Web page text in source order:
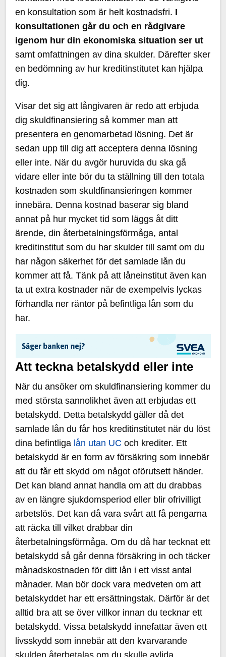
en konsultation som är helt kostnadsfri. I
konsultationen går du och en rådgivare
igenom hur din ekonomiska situation ser ut
samt omfattningen av dina skulder. Därefter sker
en bedömning av hur kreditinstitutet kan hjälpa
dig.
Visar det sig att långivaren är redo att erbjuda
dig skuldfinansiering så kommer man att
presentera en genomarbetad lösning. Det är
sedan upp till dig att acceptera denna lösning
eller inte. När du avgör huruvida du ska gå
vidare eller inte bör du ta ställning till den totala
kostnaden som skuldfinansieringen kommer
innebära. Denna kostnad baserar sig bland
annat på hur mycket tid som läggs åt ditt
ärende, din återbetalningsförmåga, antal
kreditinstitut som du har skulder till samt om du
har någon säkerhet för det samlade lån du
kommer att få. Tänk på att låneinstitut även kan
ta ut extra kostnader när de exempelvis lyckas
förhandla ner räntor på befintliga lån som du
har.
Att teckna betalskydd eller inte
När du ansöker om skuldfinansiering kommer du
med största sannolikhet även att erbjudas ett
betalskydd. Detta betalskydd gäller då det
samlade lån du får hos kreditinstitutet när du löst
dina befintliga lån utan UC och krediter. Ett
betalskydd är en form av försäkring som innebär
att du får ett skydd om något oförutsett händer.
Det kan bland annat handla om att du drabbas
av en längre sjukdomsperiod eller blir ofrivilligt
arbetslös. Det kan då vara svårt att få pengarna
att räcka till vilket drabbar din
återbetalningsförmåga. Om du då har tecknat ett
betalskydd så går denna försäkring in och täcker
månadskostnaden för ditt lån i ett visst antal
månader. Man bör dock vara medveten om att
betalskyddet har ett ersättningstak. Därför är det
alltid bra att se över villkor innan du tecknar ett
betalskydd. Vissa betalskydd innefattar även ett
livsskydd som innebär att den kvarvarande